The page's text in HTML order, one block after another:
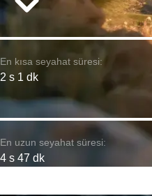
En kısa seyahat süresi:
2 s 1 dk
En uzun seyahat süresi:
4 s 47 dk